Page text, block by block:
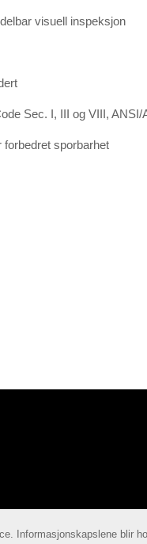
visuell inspeksjon
Sec. I, III og VIII,
forbedret sporbarhet
Informasjonskapslene blir